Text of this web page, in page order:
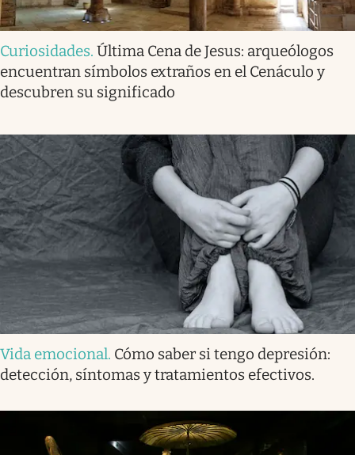
Curiosidades. Última Cena de Jesus: arqueólogos
encuentran símbolos extraños en el Cenáculo y
descubren su significado
Vida emocional. Cómo saber si tengo depresión:
detección, síntomas y tratamientos efectivos.